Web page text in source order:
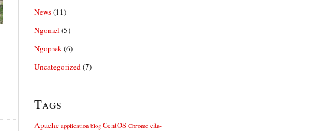
News(11)
Ngomel (5)
Ngoprek(6)
Uncategorized(7)
Tags
Apache application blog CentOS Chrome cita-